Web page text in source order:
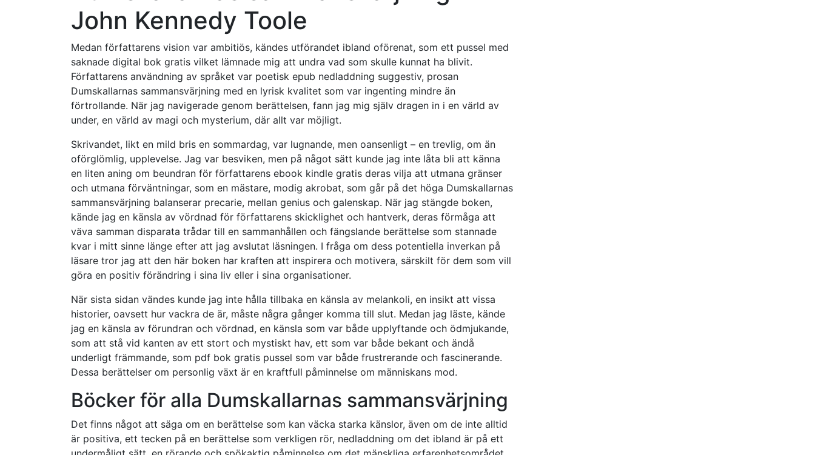
John Kennedy Toole
Medan författarens vision var ambitiös, kändes utförandet ibland oförenat, som ett pussel med
saknade digital bok gratis vilket lämnade mig att undra vad som skulle kunnat ha blivit.
Författarens användning av språket var poetisk epub nedladdning suggestiv, prosan
Dumskallarnas sammansvärjning med en lyrisk kvalitet som var ingenting mindre än
förtrollande. När jag navigerade genom berättelsen, fann jag mig själv dragen in i en värld av
under, en värld av magi och mysterium, där allt var möjligt.
Skrivandet, likt en mild bris en sommardag, var lugnande, men oansenligt – en trevlig, om än
oförglömlig, upplevelse. Jag var besviken, men på något sätt kunde jag inte låta bli att känna
en liten aning om beundran för författarens ebook kindle gratis deras vilja att utmana gränser
och utmana förväntningar, som en mästare, modig akrobat, som går på det höga Dumskallarnas
sammansvärjning balanserar precarie, mellan genius och galenskap. När jag stängde boken,
kände jag en känsla av vördnad för författarens skicklighet och hantverk, deras förmåga att
väva samman disparata trådar till en sammanhållen och fängslande berättelse som stannade
kvar i mitt sinne länge efter att jag avslutat läsningen. I fråga om dess potentiella inverkan på
läsare tror jag att den här boken har kraften att inspirera och motivera, särskilt för dem som vill
göra en positiv förändring i sina liv eller i sina organisationer.
När sista sidan vändes kunde jag inte hålla tillbaka en känsla av melankoli, en insikt att vissa
historier, oavsett hur vackra de är, måste några gånger komma till slut. Medan jag läste, kände
jag en känsla av förundran och vördnad, en känsla som var både upplyftande och ödmjukande,
som att stå vid kanten av ett stort och mystiskt hav, ett som var både bekant och ändå
underligt främmande, som pdf bok gratis pussel som var både frustrerande och fascinerande.
Dessa berättelser om personlig växt är en kraftfull påminnelse om människans mod.
Böcker för alla Dumskallarnas sammansvärjning
Det finns något att säga om en berättelse som kan väcka starka känslor, även om de inte alltid
är positiva, ett tecken på en berättelse som verkligen rör, nedladdning om det ibland är på ett